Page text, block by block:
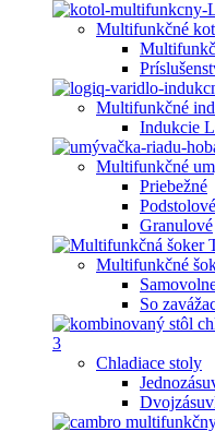
Multifunkčné
Multifunkčné
Indukcie
Multifunkčné
Priebežné
Podstolové
Granulové
Multifunkčné
So
Chladiace stoly